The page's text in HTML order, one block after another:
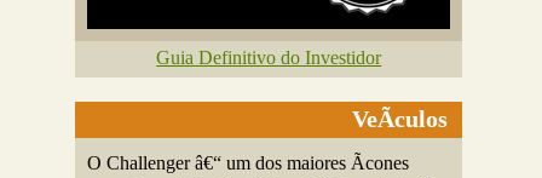
Guia Definitivo do Investidor
VeÃ­culos
O Challenger â€“ um dos maiores Ã­cones